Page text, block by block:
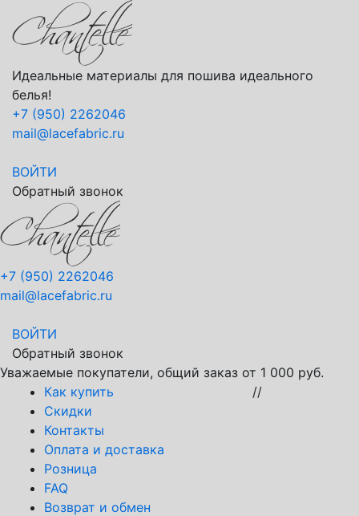
Идеальные материалы для пошива идеального
белья!
+7 (950) 2262046
mail@lacefabric.ru
ВОЙТИ
Обратный звонок
+7 (950) 2262046
mail@lacefabric.ru
ВОЙТИ
Обратный звонок
Уважаемые покупатели, общий заказ от 1 000 руб.
Как купить
Скидки
Контакты
Оплата и доставка
Розница
FAQ
Возврат и обмен
//